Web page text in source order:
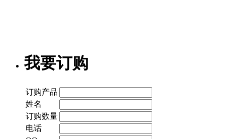
我要订购
订购产品
姓名
订购数量
电话